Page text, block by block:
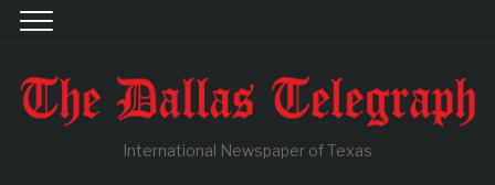
International Newspaper of Texas